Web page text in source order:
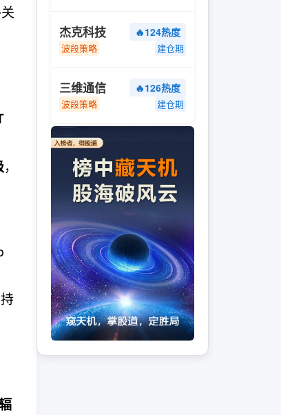
，
杰克科技 🔥124热度
波段策略 建仓期
三维通信 🔥126热度
波段策略 建仓期